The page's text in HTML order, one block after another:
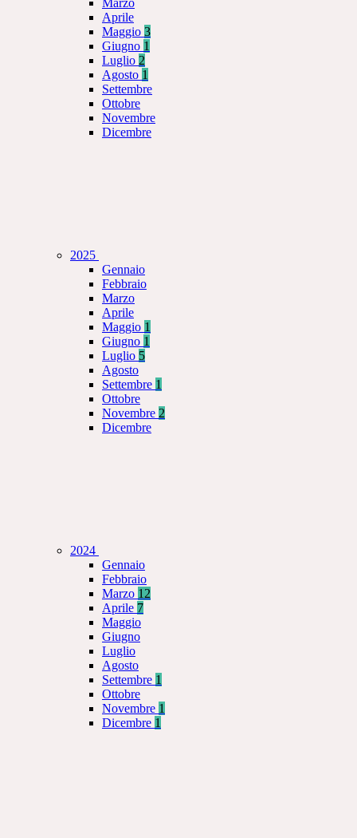
Marzo
Aprile
Maggio 3
Giugno 1
Luglio 2
Agosto 1
Settembre
Ottobre
Novembre
Dicembre
2025
Gennaio
Febbraio
Marzo
Aprile
Maggio 1
Giugno 1
Luglio 5
Agosto
Settembre 1
Ottobre
Novembre 2
Dicembre
2024
Gennaio
Febbraio
Marzo 12
Aprile 7
Maggio
Giugno
Luglio
Agosto
Settembre 1
Ottobre
Novembre 1
Dicembre 1